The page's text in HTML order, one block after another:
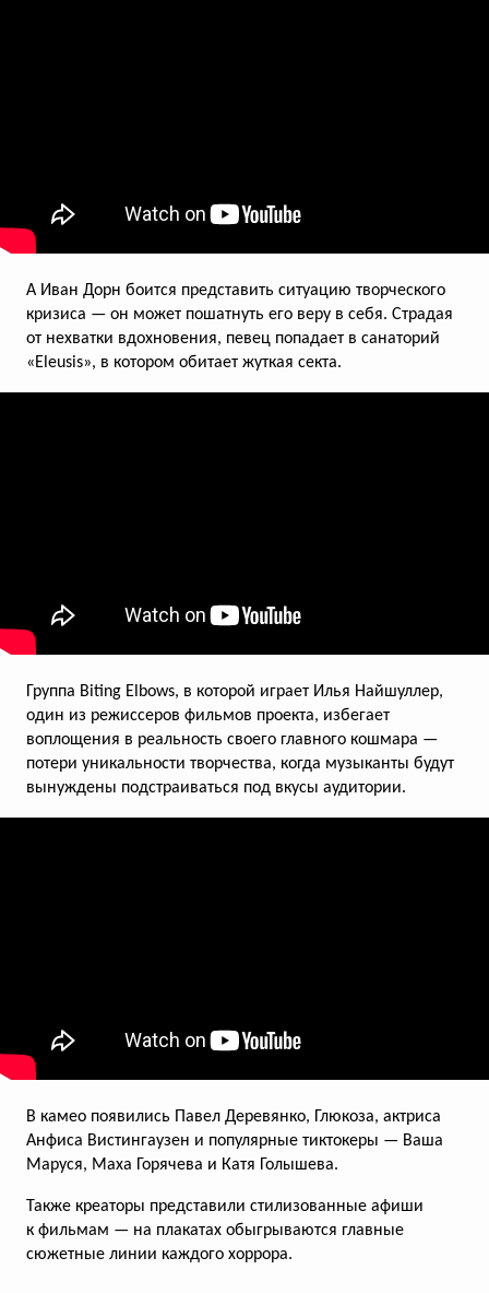
А Иван Дорн боится представить ситуацию творческого
кризиса — он может пошатнуть его веру в себя. Страдая
от нехватки вдохновения, певец попадает в санаторий
«Eleusis», в котором обитает жуткая секта.
Группа Biting Elbows, в которой играет Илья Найшуллер,
один из режиссеров фильмов проекта, избегает
воплощения в реальность своего главного кошмара —
потери уникальности творчества, когда музыканты будут
вынуждены подстраиваться под вкусы аудитории.
В камео появились Павел Деревянко, Глюкоза, актриса
Анфиса Вистингаузен и популярные тиктокеры — Ваша
Маруся, Маха Горячева и Катя Голышева.
Также креаторы представили стилизованные афиши
к фильмам — на плакатах обыгрываются главные
сюжетные линии каждого хоррора.
Монополия в McDonald’s
в онлайн-формате
Коллекция жизненных ценностей
посвященный десятилетию девелопера
Лолита снялась в манифесте феминизма